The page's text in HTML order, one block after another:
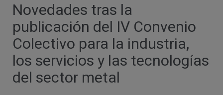
Novedades tras la
publicación del IV Convenio
Colectivo para la industria,
los servicios y las tecnologías
del sector metal